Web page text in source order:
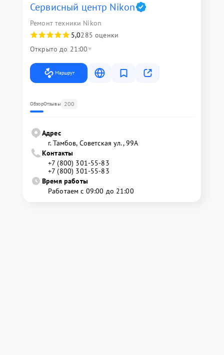
Сервисный центр Nikon
Ремонт техники Nikon
5,0285 оценки
Открыто до 21:00
Маршрут
ОбзорОтзывы 200
Адрес
г. Тамбов, Советская ул., 99А
Контакты
+7 (800) 301-55-83
+7 (800) 301-55-83
Время работы
Работаем с 09:00 до 21:00